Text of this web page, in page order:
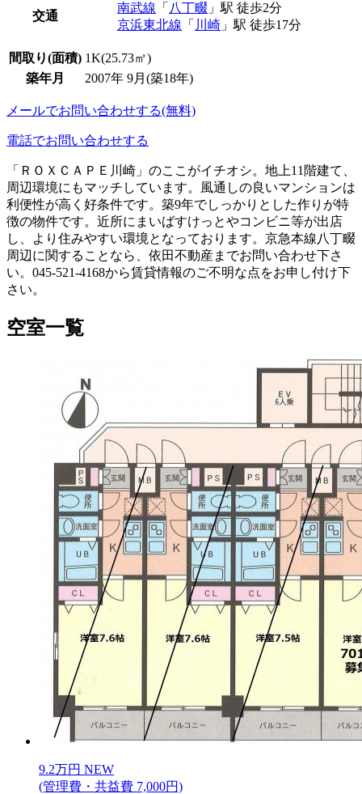
交通
南武線 「 八丁畷 」駅 徒歩2分
京浜東北線 「 川崎 」駅 徒歩17分
間取り(面積) 1K(25.73㎡)
築年月
2007年 9月(築18年)
メールでお問い合わせする(無料)
電話でお問い合わせする
「ＲＯＸＣＡＰＥ川崎」のここがイチオシ。地上11階建て、
周辺環境にもマッチしています。風通しの良いマンションは
利便性が高く好条件です。築9年でしっかりとした作りが特
徴の物件です。近所にまいばすけっとやコンビニ等が出店
し、より住みやすい環境となっております。京急本線八丁畷
周辺に関することなら、依田不動産までお問い合わせ下さ
い。045-521-4168から賃貸情報のご不明な点をお申し付け下
さい。
空室一覧
9.2万円 NEW
(管理費・共益費 7,000円)